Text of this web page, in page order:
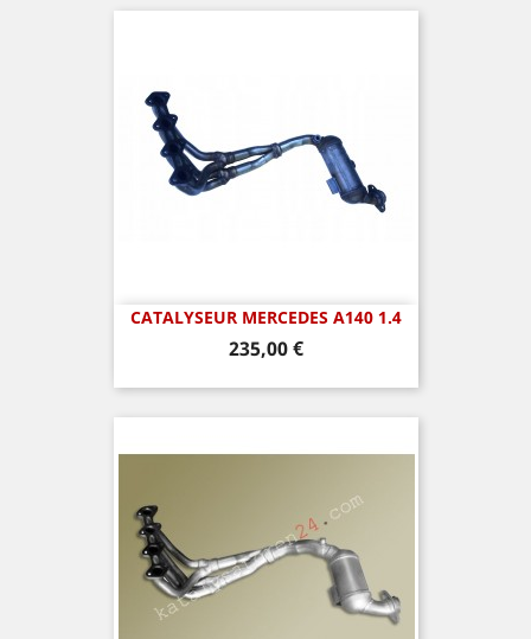
CATALYSEUR MERCEDES A140 1.4
Prix
235,00 €